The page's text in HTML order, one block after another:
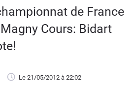
de France
Cours: Bidart
Le 21/05/2012 à 22:02